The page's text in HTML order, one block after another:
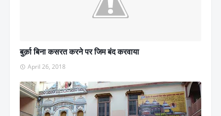
बुर्क़ा बिना कसरत करने पर जिम बंद करवाया
April 26, 2018